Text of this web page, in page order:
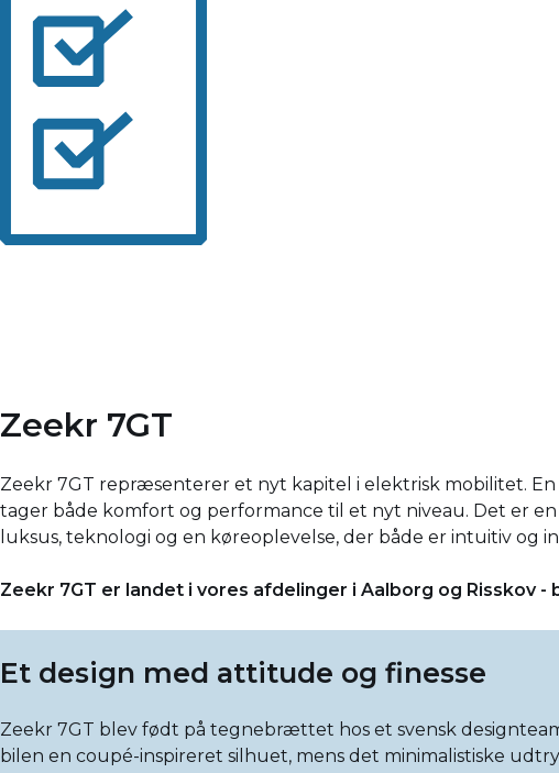
Zeekr 7GT
Zeekr 7GT repræsenterer et nyt kapitel i elektrisk mobilitet.
tager både komfort og performance til et nyt niveau. Det er
luksus, teknologi og en køreoplevelse, der både er intuitiv og
Zeekr 7GT er landet i vores afdelinger i Aalborg og Risskov -
Et design med attitude og finesse
Zeekr 7GT blev født på tegnebrættet hos et svensk
bilen en coupé-inspireret silhuet, mens det minimalistiske